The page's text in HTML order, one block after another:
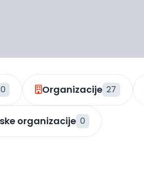
0 Organizacije 27
organizacije 0